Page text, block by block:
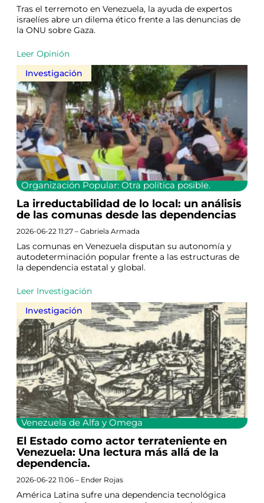
Tras el terremoto en Venezuela, la ayuda de expertos
israelíes abre un dilema ético frente a las denuncias de
la ONU sobre Gaza.
Leer Opinión
Investigación
Organización Popular: Otra política posible.
La irreductabilidad de lo local: un análisis
de las comunas desde las dependencias
2026-06-22 11:27 – Gabriela Armada
Las comunas en Venezuela disputan su autonomía y
autodeterminación popular frente a las estructuras de
la dependencia estatal y global.
Leer Investigación
Investigación
Venezuela de Alfa y Omega
El Estado como actor terrateniente en
Venezuela: Una lectura más allá de la
dependencia.
2026-06-22 11:06 – Ender Rojas
América Latina sufre una dependencia tecnológica